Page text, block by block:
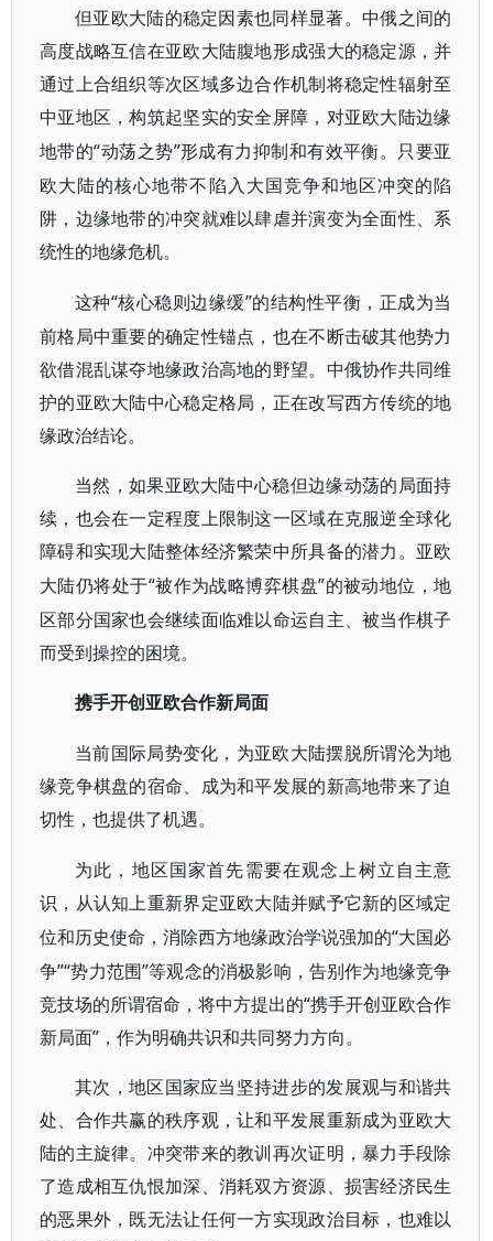
但亚欧大陆的稳定因素也同样显著。中俄之间的
高度战略互信在亚欧大陆腹地形成强大的稳定源，并
通过上合组织等次区域多边合作机制将稳定性辐射至
中亚地区，构筑起坚实的安全屏障，对亚欧大陆边缘
地带的“动荡之势”形成有力抑制和有效平衡。只要亚
欧大陆的核心地带不陷入大国竞争和地区冲突的陷
阱，边缘地带的冲突就难以肆虐并演变为全面性、系
统性的地缘危机。
这种“核心稳则边缘缓”的结构性平衡，正成为当
前格局中重要的确定性锚点，也在不断击破其他势力
欲借混乱谋夺地缘政治高地的野望。中俄协作共同维
护的亚欧大陆中心稳定格局，正在改写西方传统的地
缘政治结论。
当然，如果亚欧大陆中心稳但边缘动荡的局面持
续，也会在一定程度上限制这一区域在克服逆全球化
障碍和实现大陆整体经济繁荣中所具备的潜力。亚欧
大陆仍将处于“被作为战略博弈棋盘”的被动地位，地
区部分国家也会继续面临难以命运自主、被当作棋子
而受到操控的困境。
携手开创亚欧合作新局面
当前国际局势变化，为亚欧大陆摆脱所谓沦为地
缘竞争棋盘的宿命、成为和平发展的新高地带来了迫
切性，也提供了机遇。
为此，地区国家首先需要在观念上树立自主意
识，从认知上重新界定亚欧大陆并赋予它新的区域定
位和历史使命，消除西方地缘政治学说强加的“大国必
争”“势力范围”等观念的消极影响，告别作为地缘竞争
竞技场的所谓宿命，将中方提出的“携手开创亚欧合作
新局面”，作为明确共识和共同努力方向。
其次，地区国家应当坚持进步的发展观与和谐共
处、合作共赢的秩序观，让和平发展重新成为亚欧大
陆的主旋律。冲突带来的教训再次证明，暴力手段除
了造成相互仇恨加深、消耗双方资源、损害经济民生
的恶果外，既无法让任何一方实现政治目标，也难以